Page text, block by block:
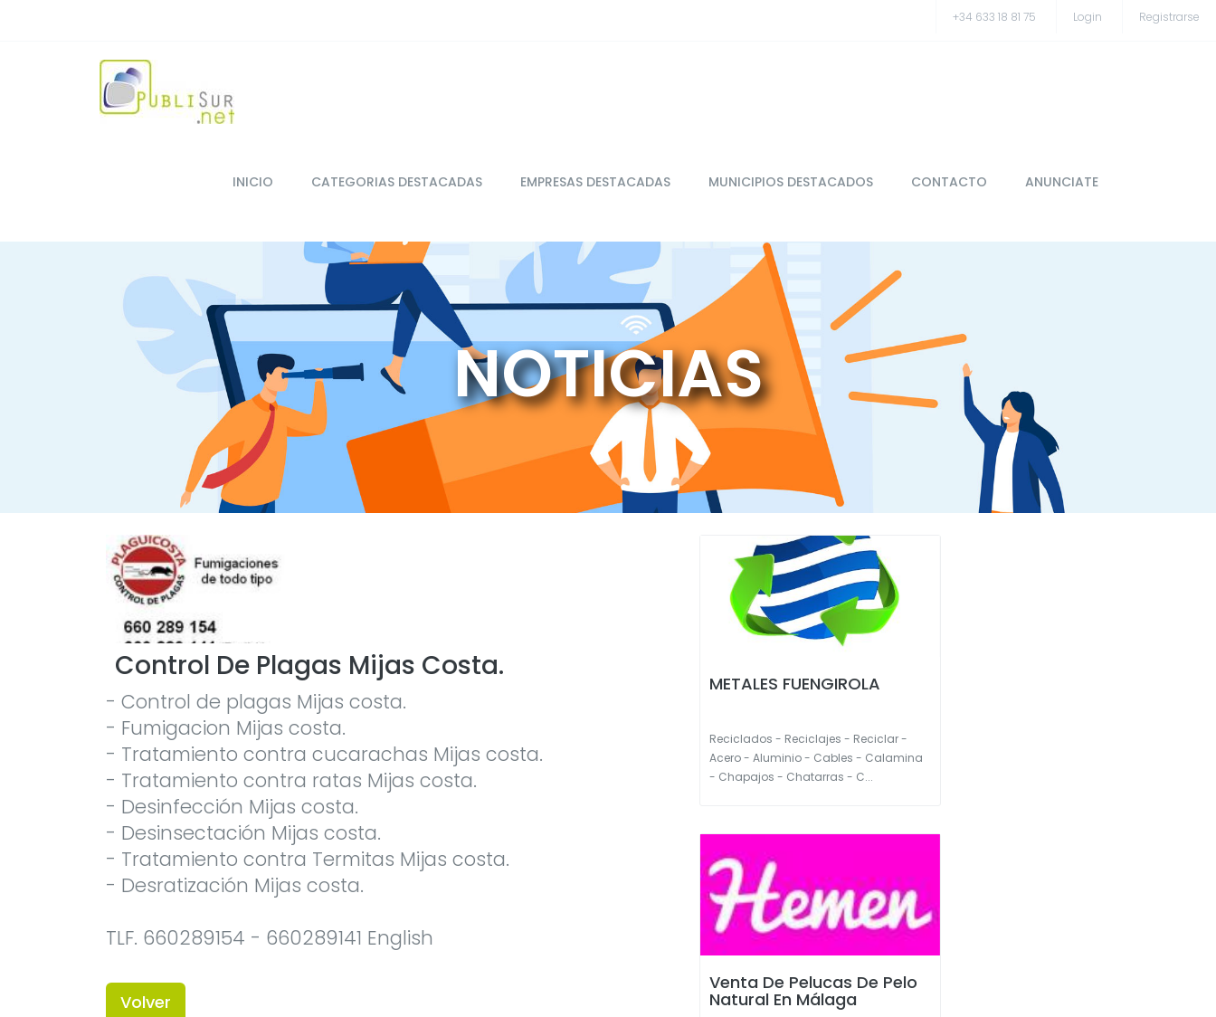
+34 633 18 81 75 Login Registrarse
INICIO CATEGORIAS DESTACADAS EMPRESAS DESTACADAS MUNICIPIOS DESTACADOS CONTACTO ANUNCIATE
NOTICIAS
Control De Plagas Mijas Costa.
- Control de plagas Mijas costa.
- Fumigacion Mijas costa.
- Tratamiento contra cucarachas Mijas costa.
- Tratamiento contra ratas Mijas costa.
- Desinfección Mijas costa.
- Desinsectación Mijas costa.
- Tratamiento contra Termitas Mijas costa.
- Desratización Mijas costa.
TLF. 660289154 - 660289141 English
Volver
METALES FUENGIROLA
Reciclados - Reciclajes - Reciclar -
Acero - Aluminio - Cables - Calamina
- Chapajos - Chatarras - C...
Venta De Pelucas De Pelo
Natural En Málaga